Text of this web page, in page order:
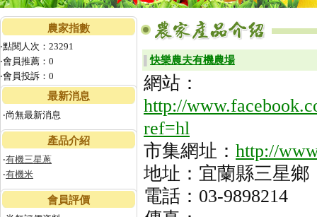
農家指數
‧點閱人次：23291
‧會員推薦：0
‧會員投訴：0
最新消息
‧尚無最新消息
產品介紹
‧有機三星蔥
‧有機米
會員評價
▌快樂農夫有機農場
網站：
http://
ref=hl
市集網址： http://
地址：宜蘭縣三星鄉
電話：03-9898214